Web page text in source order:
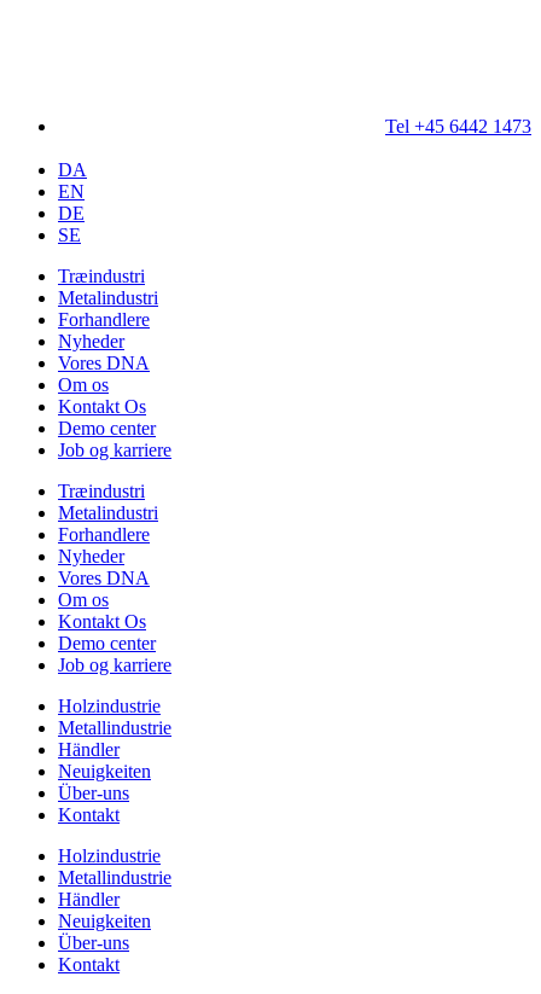
Tel +45 6442 1473
DA
EN
DE
SE
Træindustri
Metalindustri
Forhandlere
Nyheder
Vores DNA
Om os
Kontakt Os
Demo center
Job og karriere
Træindustri
Metalindustri
Forhandlere
Nyheder
Vores DNA
Om os
Kontakt Os
Demo center
Job og karriere
Holzindustrie
Metallindustrie
Händler
Neuigkeiten
Über-uns
Kontakt
Holzindustrie
Metallindustrie
Händler
Neuigkeiten
Über-uns
Kontakt